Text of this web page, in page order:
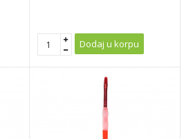
Dodaj u korpu